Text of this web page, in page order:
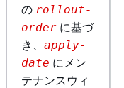
の rollout-
order に基づ
き、 apply-
date にメン
テナンスウィ